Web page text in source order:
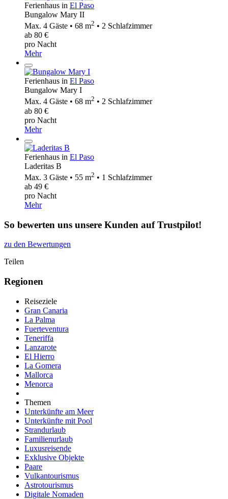
Ferienhaus in El Paso
Bungalow Mary II
Max. 4 Gäste • 68 m2 • 2 Schlafzimmer
ab 80 €
pro Nacht
Mehr
Ferienhaus in El Paso
Bungalow Mary I
Max. 4 Gäste • 68 m2 • 2 Schlafzimmer
ab 80 €
pro Nacht
Mehr
Ferienhaus in El Paso
Laderitas B
Max. 3 Gäste • 55 m2 • 1 Schlafzimmer
ab 49 €
pro Nacht
Mehr
So bewerten uns unsere Kunden auf Trustpilot!
zu den Bewertungen
Teilen
Regionen
Reiseziele
Gran Canaria
La Palma
Fuerteventura
Teneriffa
Lanzarote
El Hierro
La Gomera
Mallorca
Menorca
Themen
Unterkünfte am Meer
Unterkünfte mit Pool
Strandurlaub
Familienurlaub
Luxusreisende
Exklusive Objekte
Paare
Vulkantourismus
Astrotourismus
Digitale Nomaden